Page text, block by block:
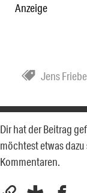
Anzeige
Jens Friebe
Dir hat der Beitrag
möchtest etwas
Kommentaren.